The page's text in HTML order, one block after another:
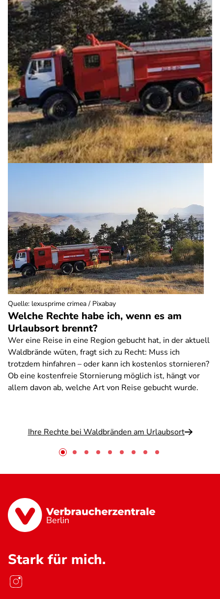
Welche Rechte habe ich, wenn es am
Urlaubsort brennt?
Wer eine Reise in eine Region gebucht hat, in der aktuell
Waldbrände wüten, fragt sich zu Recht: Muss ich
trotzdem hinfahren – oder kann ich kostenlos stornieren?
Ob eine kostenfreie Stornierung möglich ist, hängt vor
allem davon ab, welche Art von Reise gebucht wurde.
Ihre Rechte bei Waldbränden am Urlaubsort
Quelle: lexusprime crimea / Pixabay
Berlin
Stark für mich.